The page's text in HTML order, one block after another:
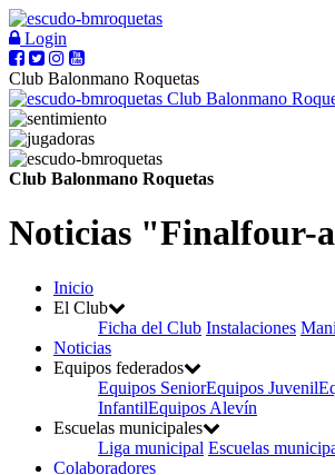
Login
Club Balonmano Roquetas
Club Balonmano
Club Balonmano Roquetas
Noticias "Finalfour-
Inicio
El Club
Ficha del Club Instalaciones
Noticias
Equipos federados
Equipos SeniorEquipos Juvenil
InfantilEquipos Alevín
Escuelas municipales
Liga municipal Escuelas
Colaboradores